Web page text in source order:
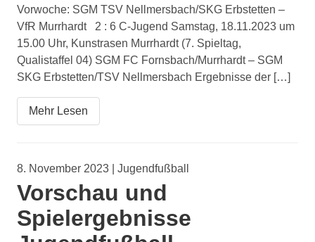
Vorwoche: SGM TSV Nellmersbach/SKG Erbstetten –
VfR Murrhardt 2 : 6 C-Jugend Samstag, 18.11.2023 um
15.00 Uhr, Kunstrasen Murrhardt (7. Spieltag,
Qualistaffel 04) SGM FC Fornsbach/Murrhardt – SGM
SKG Erbstetten/TSV Nellmersbach Ergebnisse der […]
Mehr Lesen
8. November 2023 | Jugendfußball
Vorschau und
Spielergebnisse